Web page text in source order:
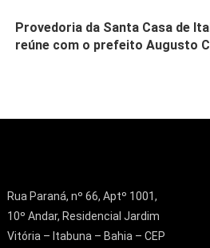
Provedoria da Santa Casa de
reúne com o prefeito Augusto
Rua Paraná, nº 66, Aptº 1001,
10º Andar, Residencial Jardim
Vitória – Itabuna – Bahia – CEP